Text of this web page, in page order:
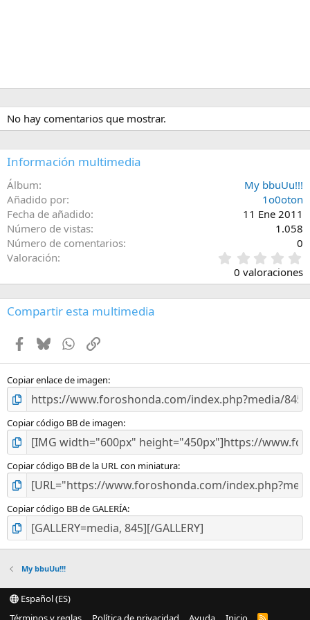
No hay comentarios que mostrar.
Información multimedia
Álbum
My bbuUu!!!
Añadido por
1o0oton
Fecha de añadido
11 Ene 2011
Número de vistas
1.058
Número de comentarios
0
Valoración
,
0
0
l
(
)
0 valoraciones
Compartir esta multimedia
Facebook
BlueskyWhatsApp
Enlace
Copiar enlace de imagen
Copiar código BB de imagen
Copiar código BB de la URL con miniatura
Copiar código BB de GALERÍA
My bbuUu!!!
Español (ES)
R